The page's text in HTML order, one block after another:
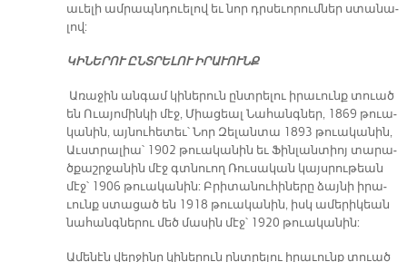
ա­ւե­լի ամ­րապն­դուե­լով եւ նոր դրսե­ւո­րում­ներ ստա­նա­
լով:
ԿԻ­ՆԵ­ՐՈՒ ԸՆՏ­ՐԵ­ԼՈՒ Ի­ՐԱ­ՒՈՒՆՔ
Ա­ռա­ջին ան­գամ կի­նե­րուն ընտ­րե­լու ի­րա­ւունք տուած
են Ո­ւա­յո­մին­կի մէջ, Միա­ցեալ Նա­հանգ­ներ, 1869 թուա­
կա­նին, այ­նու­հե­տեւ՝ Նոր Զե­լան­տա 1893 թուա­կա­նին,
Աւստ­րա­լիա՝ 1902 թուա­կա­նին եւ Ֆին­լան­տիոյ տա­րա­
ծքաշր­ջա­նին մէջ գտնուող Ռու­սա­կան կայս­րու­թեան
մէջ՝ 1906 թուա­կա­նին: Բրի­տա­նու­հի­նե­րը ձայ­նի ի­րա­
ւունք ստա­ցած են 1918 թուա­կա­նին, իսկ ա­մե­րի­կեան
նա­հանգ­նե­րու մեծ մա­սին մէջ՝ 1920 թուա­կա­նին:
Ա­մե­նէն վեր­ջի­նը կի­նե­րուն ընտ­րե­լու ի­րա­ւունք տուած